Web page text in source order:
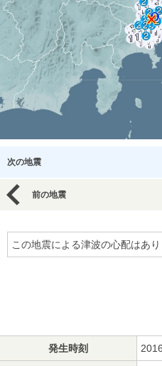
次の地震
前の地震
この地震による津波の心配はあり
発生時刻